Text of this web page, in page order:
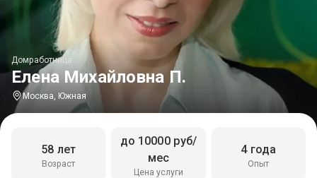
Елена Михайловна П.
Домработница
Москва, Южная
Возраст
58 лет
Цена услуги
до 10000 руб/
мес
Опыт
4 года